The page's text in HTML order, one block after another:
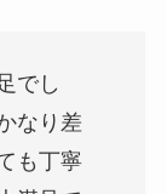
でし
なり差
も丁寧